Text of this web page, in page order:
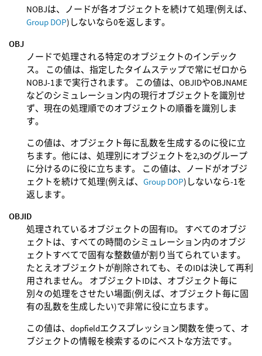
NOBJは、ノードが各オブジェクトを続けて処理(例えば、
Group DOP)しないなら0を返します。
OBJ
ノードで処理される特定のオブジェクトのインデック
ス。 この値は、指定したタイムステップで常にゼロから
NOBJ-1まで実行されます。 この値は、OBJIDやOBJNAME
などのシミュレーション内の現行オブジェクトを識別せ
ず、現在の処理順でのオブジェクトの順番を識別しま
す。
この値は、オブジェクト毎に乱数を生成するのに役に立
ちます。他には、処理別にオブジェクトを2,3のグループ
に分けるのに役に立ちます。 この値は、ノードがオブジ
ェクトを続けて処理(例えば、 Group DOP)しないなら-1を
返します。
OBJID
処理されているオブジェクトの固有ID。 すべてのオブジ
ェクトは、すべての時間のシミュレーション内のオブジ
ェクトすべてで固有な整数値が割り当てられています。
たとえオブジェクトが削除されても、そのIDは決して再利
用されません。 オブジェクトIDは、オブジェクト毎に
別々の処理をさせたい場面(例えば、オブジェクト毎に固
有の乱数を生成したい)で非常に役に立ちます。
この値は、dopfieldエクスプレッション関数を使って、オ
ブジェクトの情報を検索するのにベストな方法です。